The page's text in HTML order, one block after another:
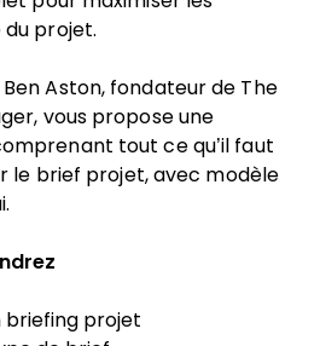
du projet.
Aston, fondateur de The
vous propose une
tout ce qu’il faut
le brief projet, avec modèle
briefing projet